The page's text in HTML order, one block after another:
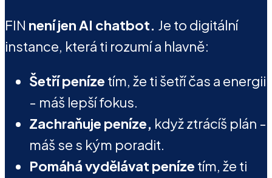
FIN není jen AI chatbot. Je to digitální
instance, která ti rozumí a hlavně:
Šetří peníze tím, že ti šetří čas a energii
- máš lepší fokus.
Zachraňuje peníze, když ztrácíš plán -
máš se s kým poradit.
Pomáhá vydělávat peníze tím, že ti